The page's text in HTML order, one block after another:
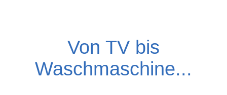
Von TV bis
Waschmaschine...